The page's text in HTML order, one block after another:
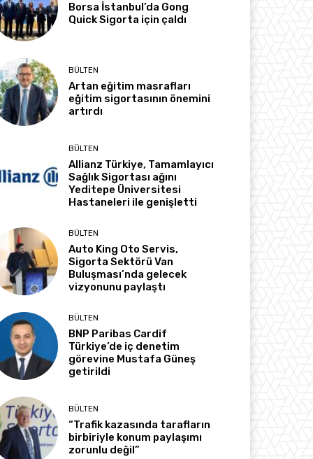
Borsa İstanbul’da Gong
Quick Sigorta için çaldı
BÜLTEN
Artan eğitim masrafları
eğitim sigortasının önemini
artırdı
BÜLTEN
Allianz Türkiye, Tamamlayıcı
Sağlık Sigortası ağını
Yeditepe Üniversitesi
Hastaneleri ile genişletti
BÜLTEN
Auto King Oto Servis,
Sigorta Sektörü Van
Buluşması’nda gelecek
vizyonunu paylaştı
BÜLTEN
BNP Paribas Cardif
Türkiye’de iç denetim
görevine Mustafa Güneş
getirildi
BÜLTEN
“Trafik kazasında tarafların
birbiriyle konum paylaşımı
zorunlu değil”